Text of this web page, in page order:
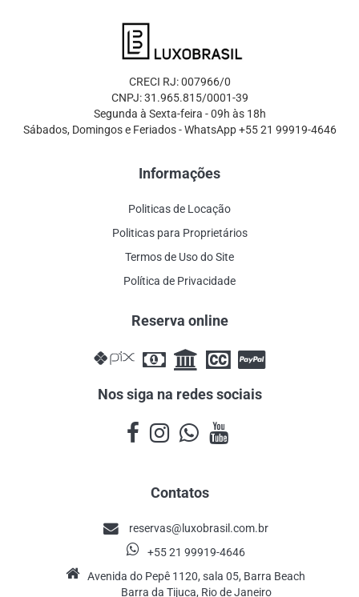
CRECI RJ: 007966/0
CNPJ: 31.965.815/0001-39
Segunda à Sexta-feira - 09h às 18h
Sábados, Domingos e Feriados - WhatsApp +55 21 99919-4646
Informações
Politicas de Locação
Politicas para Proprietários
Termos de Uso do Site
Política de Privacidade
Reserva online
Nos siga na redes sociais
Contatos
reservas@luxobrasil.com.br
+55 21 99919-4646
Avenida do Pepê 1120, sala 05, Barra Beach
Barra da Tijuca, Rio de Janeiro